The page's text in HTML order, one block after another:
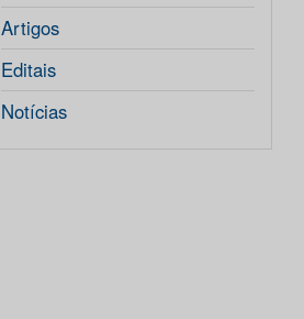
Artigos
Editais
Notícias